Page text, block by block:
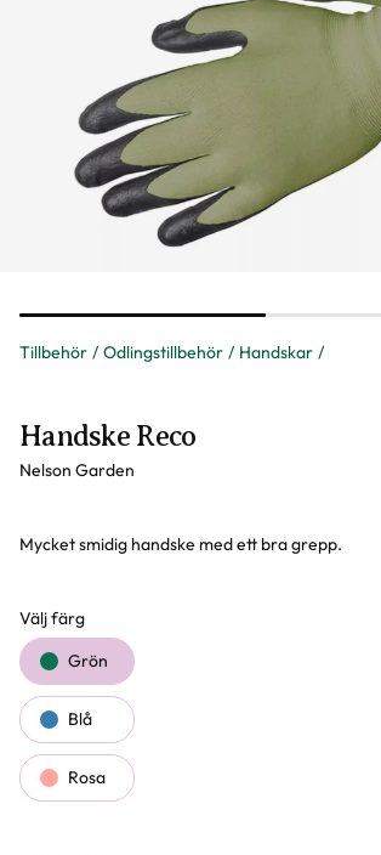
Tillbehör Odlingstillbehör Handskar
Handske Reco
Nelson Garden
Mycket smidig handske med ett bra grepp.
Välj färg
Färgval
Grön
Blå
Rosa